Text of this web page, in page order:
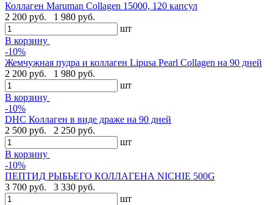
Коллаген Maruman Collagen 15000, 120 капсул
2 200 руб.
1 980 руб.
шт
В корзину
-10%
Жемчужная пудра и коллаген Lipusa Pearl Collagen на 90 дней
2 200 руб.
1 980 руб.
шт
В корзину
-10%
DHC Коллаген в виде драже на 90 дней
2 500 руб.
2 250 руб.
шт
В корзину
-10%
ПЕПТИД РЫБЬЕГО КОЛЛАГЕНА NICHIE 500G
3 700 руб.
3 330 руб.
шт